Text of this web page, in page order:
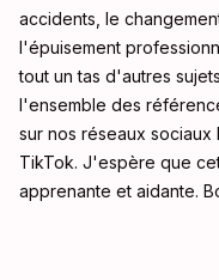
accidents, le
l'épuisement
tout un tas d'autres
l'ensemble des
sur nos réseaux sociaux
TikTok. J'espère que
apprenante et aidante.